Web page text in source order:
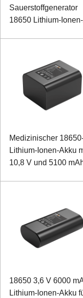
Sauerstoffgenerator
18650 Lithium-
Medizinischer
Lithium-Ionen-Akku
10,8 V und 5100
18650 3,6 V 6000
Lithium-Ionen-Akku